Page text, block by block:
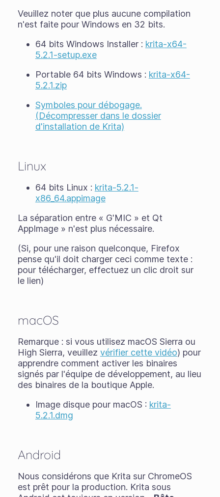
Veuillez noter que plus aucune compilation
n'est faite pour Windows en 32 bits.
64 bits Windows Installer : krita-x64-
5.2.1-setup.exe
Portable 64 bits Windows : krita-x64-
5.2.1.zip
Symboles pour débogage.
(Décompresser dans le dossier
d'installation de Krita)
Linux
64 bits Linux : krita-5.2.1-
x86_64.appimage
La séparation entre « G'MIC » et Qt
AppImage » n'est plus nécessaire.
(Si, pour une raison quelconque, Firefox
pense qu'il doit charger ceci comme texte :
pour télécharger, effectuez un clic droit sur
le lien)
macOS
Remarque : si vous utilisez macOS Sierra ou
High Sierra, veuillez vérifier cette vidéo) pour
apprendre comment activer les binaires
signés par l'équipe de développement, au lieu
des binaires de la boutique Apple.
Image disque pour macOS : krita-
5.2.1.dmg
Android
Nous considérons que Krita sur ChromeOS
est prêt pour la production. Krita sous